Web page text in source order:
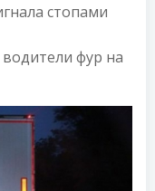
стопами
фур на